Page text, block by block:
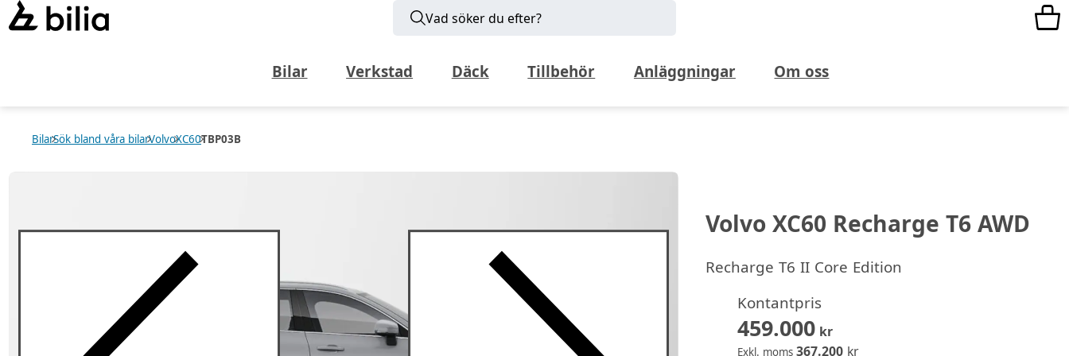
Vad söker du efter?
Bilar Verkstad Däck Tillbehör Anläggningar Om oss
BilarSök bland våra bilarVolvoXC60TBP03B
Volvo XC60 Recharge T6 AWD
Recharge T6 II Core Edition
Kontantpris
459.000kr
Exkl. moms 367.200kr